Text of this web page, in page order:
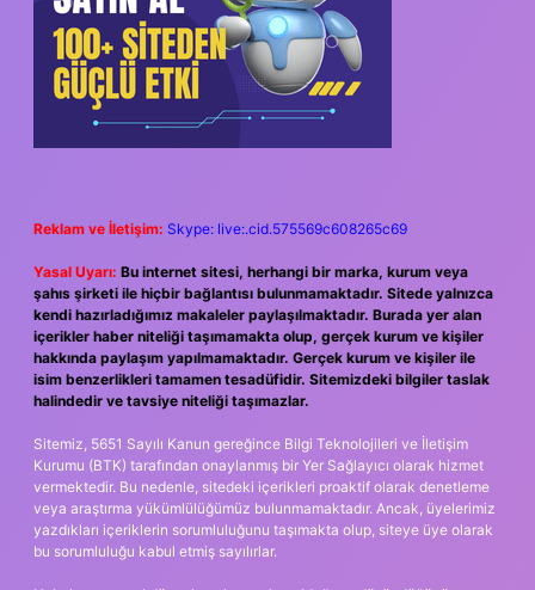
Reklam ve İletişim: Skype: live:.cid.575569c608265c69
Yasal Uyarı: Bu internet sitesi, herhangi bir marka, kurum veya
şahıs şirketi ile hiçbir bağlantısı bulunmamaktadır. Sitede yalnızca
kendi hazırladığımız makaleler paylaşılmaktadır. Burada yer alan
içerikler haber niteliği taşımamakta olup, gerçek kurum ve kişiler
hakkında paylaşım yapılmamaktadır. Gerçek kurum ve kişiler ile
isim benzerlikleri tamamen tesadüfidir. Sitemizdeki bilgiler taslak
halindedir ve tavsiye niteliği taşımazlar.
Sitemiz, 5651 Sayılı Kanun gereğince Bilgi Teknolojileri ve İletişim
Kurumu (BTK) tarafından onaylanmış bir Yer Sağlayıcı olarak hizmet
vermektedir. Bu nedenle, sitedeki içerikleri proaktif olarak denetleme
veya araştırma yükümlülüğümüz bulunmamaktadır. Ancak, üyelerimiz
yazdıkları içeriklerin sorumluluğunu taşımakta olup, siteye üye olarak
bu sorumluluğu kabul etmiş sayılırlar.